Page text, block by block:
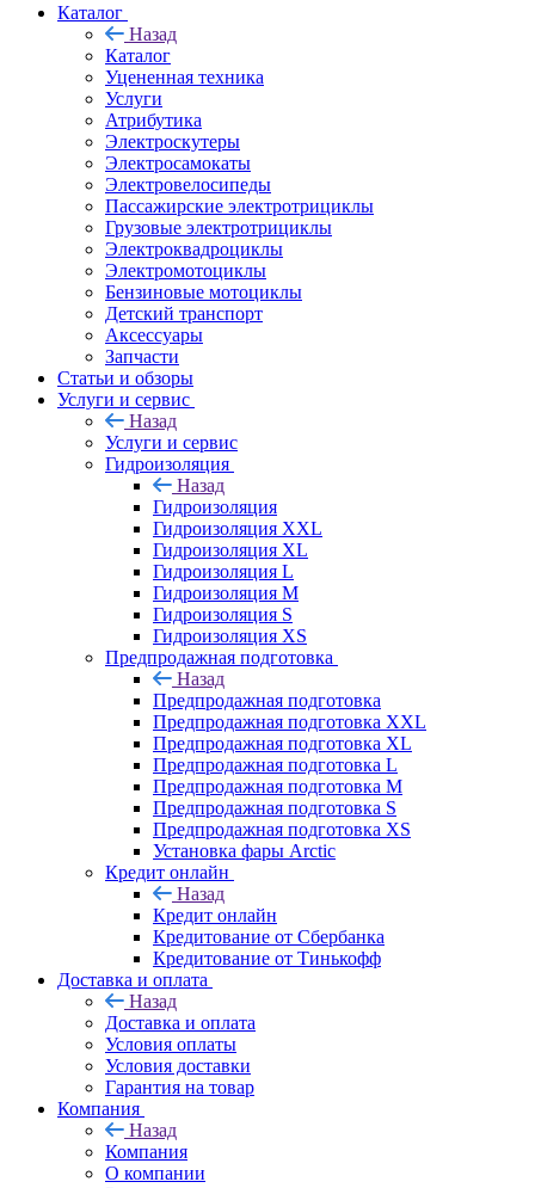
Каталог
Назад
Каталог
Уцененная техника
Услуги
Атрибутика
Электроскутеры
Электросамокаты
Электровелосипеды
Пассажирские электротрициклы
Грузовые электротрициклы
Электроквадроциклы
Электромотоциклы
Бензиновые мотоциклы
Детский транспорт
Аксессуары
Запчасти
Статьи и обзоры
Услуги и сервис
Назад
Услуги и сервис
Гидроизоляция
Назад
Гидроизоляция
Гидроизоляция XXL
Гидроизоляция XL
Гидроизоляция L
Гидроизоляция M
Гидроизоляция S
Гидроизоляция XS
Предпродажная подготовка
Назад
Предпродажная подготовка
Предпродажная подготовка XXL
Предпродажная подготовка XL
Предпродажная подготовка L
Предпродажная подготовка M
Предпродажная подготовка S
Предпродажная подготовка XS
Установка фары Arctic
Кредит онлайн
Назад
Кредит онлайн
Кредитование от Сбербанка
Кредитование от Тинькофф
Доставка и оплата
Назад
Доставка и оплата
Условия оплаты
Условия доставки
Гарантия на товар
Компания
Назад
Компания
О компании